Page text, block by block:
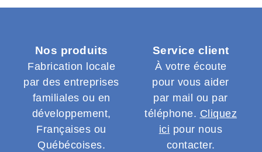
Nos produits
Fabrication locale
par des entreprises
familiales ou en
développement,
Françaises ou
Québécoises.
Service client
À votre écoute
pour vous aider
par mail ou par
téléphone. Cliquez
ici pour nous
contacter.